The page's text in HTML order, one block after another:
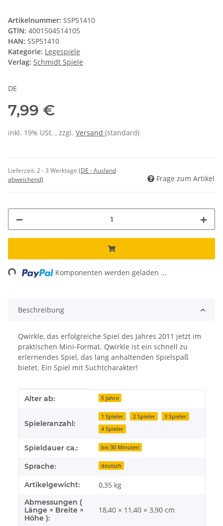
Artikelnummer: SSP51410
GTIN: 4001504514105
HAN: SSP51410
Kategorie: Legespiele
Verlag: Schmidt Spiele
DE
7,99 €
inkl. 19% USt. , zzgl. Versand (standard)
Lieferzeit:2 - 3 Werktage (DE - Ausland
abweichend)
Frage zum Artikel
Komponenten werden geladen ...
Beschreibung
Qwirkle, das erfolgreiche Spiel des Jahres 2011 jetzt im
praktischen Mini-Format. Qwirkle ist ein schnell zu
erlernendes Spiel, das lang anhaltenden Spielspaß
bietet. Ein Spiel mit Suchtcharakter!
Produkteigenschaft
Wert
Alter ab: 5 Jahre
Spieleranzahl:
1 Spieler 2 Spieler
3 Spieler
4 Spieler
Spieldauer ca.: bis 30 Minuten
Sprache: deutsch
Artikelgewicht: 0,35 kg
Abmessungen (
Länge × Breite ×
Höhe ):
18,40 × 11,40 × 3,90 cm